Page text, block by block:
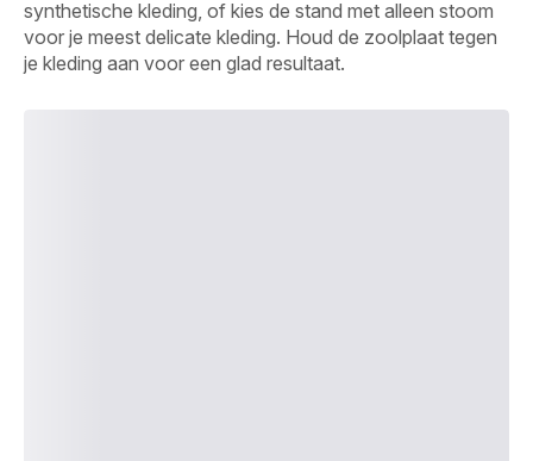
synthetische kleding, of kies de stand met alleen stoom
voor je meest delicate kleding. Houd de zoolplaat tegen
je kleding aan voor een glad resultaat.